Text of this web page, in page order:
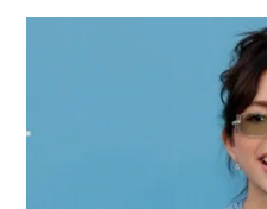
Aguilar
cancela
nueve
EE.UU:
¿por